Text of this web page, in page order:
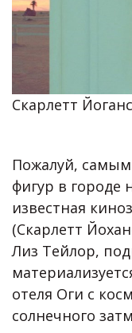
Скарлетт
Пожалуй,
фигур в городе
известная
(Скарлетт
Лиз Тейлор,
отеля Оги с
солнечного